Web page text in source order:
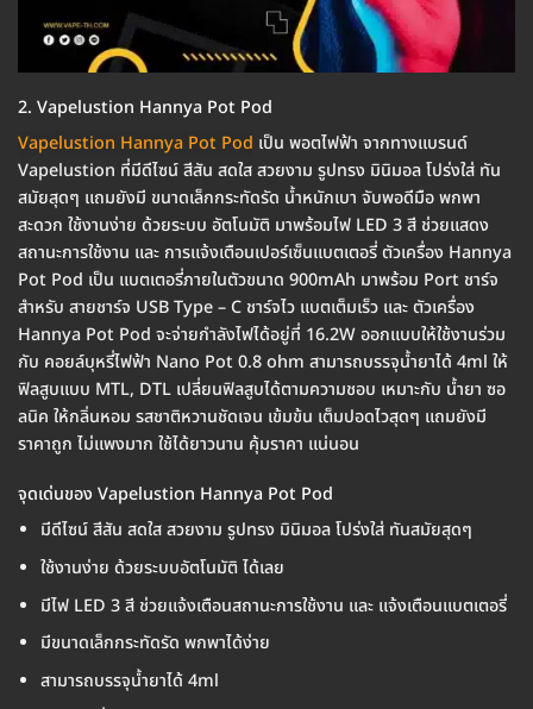
2. Vapelustion Hannya Pot Pod
Vapelustion Hannya Pot Pod เป็น พอตไฟฟ้า จากทางแบรนด์
Vapelustion ที่มีดีไซน์ สีสัน สดใส สวยงาม รูปทรง มินิมอล โปร่งใส่ ทัน
สมัยสุดๆ แถมยังมี ขนาดเล็กกระทัดรัด น้ำหนักเบา จับพอดีมือ พกพา
สะดวก ใช้งานง่าย ด้วยระบบ อัตโนมัติ มาพร้อมไฟ LED 3 สี ช่วยแสดง
สถานะการใช้งาน และ การแจ้งเตือนเปอร์เซ็นแบตเตอรี่ ตัวเครื่อง Hannya
Pot Pod เป็น แบตเตอรี่ภายในตัวขนาด 900mAh มาพร้อม Port ชาร์จ
สำหรับ สายชาร์จ USB Type – C ชาร์จไว แบตเต็มเร็ว และ ตัวเครื่อง
Hannya Pot Pod จะจ่ายกำลังไฟได้อยู่ที่ 16.2W ออกแบบให้ใช้งานร่วม
กับ คอยล์บุหรี่ไฟฟ้า Nano Pot 0.8 ohm สามารถบรรจุน้ำยาได้ 4ml ให้
ฟิลสูบแบบ MTL, DTL เปลี่ยนฟิลสูบได้ตามความชอบ เหมาะกับ น้ำยา ซอ
ลนิค ให้กลิ่นหอม รสชาติหวานชัดเจน เข้มข้น เต็มปอดไวสุดๆ แถมยังมี
ราคาถูก ไม่แพงมาก ใช้ได้ยาวนาน คุ้มราคา แน่นอน
จุดเด่นของ Vapelustion Hannya Pot Pod
มีดีไซน์ สีสัน สดใส สวยงาม รูปทรง มินิมอล โปร่งใส่ ทันสมัยสุดๆ
ใช้งานง่าย ด้วยระบบอัตโนมัติ ได้เลย
มีไฟ LED 3 สี ช่วยแจ้งเตือนสถานะการใช้งาน และ แจ้งเตือนแบตเตอรี่
มีขนาดเล็กกระทัดรัด พกพาได้ง่าย
สามารถบรรจุน้ำยาได้ 4ml